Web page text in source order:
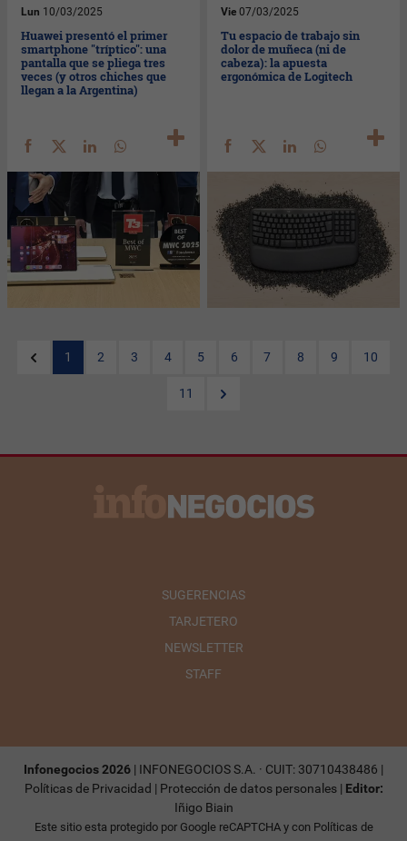
Lun 10/03/2025
Huawei presentó el primer
smartphone "tríptico": una
pantalla que se pliega tres
veces (y otros chiches que
llegan a la Argentina)
Vie 07/03/2025
Tu espacio de trabajo sin
dolor de muñeca (ni de
cabeza): la apuesta
ergonómica de Logitech
1 2 3 4 5 6 7 8 9 10
11
SUGERENCIAS
TARJETERO
NEWSLETTER
STAFF
Infonegocios 2026 | INFONEGOCIOS S.A. · CUIT: 30710438486 |
Políticas de Privacidad | Protección de datos personales| Editor:
Iñigo Biain
Este sitio esta protegido por Google reCAPTCHA y con Políticas de